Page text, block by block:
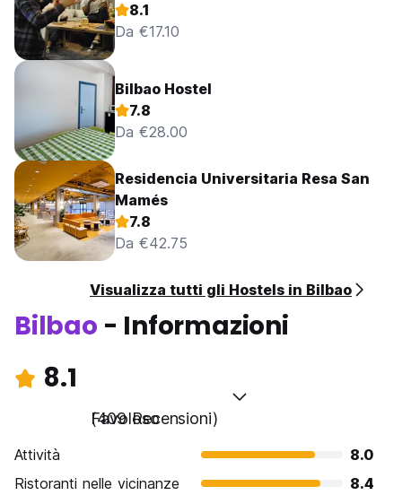
8.1
Da €17.10
Bilbao Hostel
7.8
Da €28.00
Residencia Universitaria Resa San
Mamés
7.8
Da €42.75
Visualizza tutti gli Hostels in Bilbao
Bilbao - Informazioni
8.1
Favoloso
(409 Recensioni)
Attività
8.0
Ristoranti nelle vicinanze
8.4